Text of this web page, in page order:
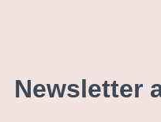
Newsletter